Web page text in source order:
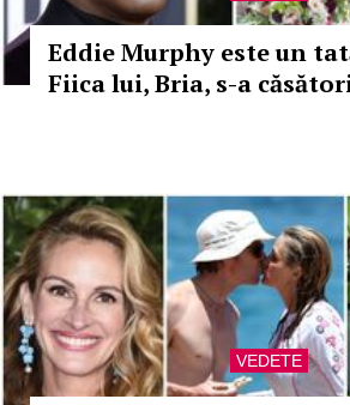
Eddie Murphy este un
Fiica lui, Bria, s-a
VEDETE